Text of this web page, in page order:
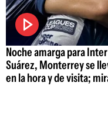
Noche amarga para
Suárez, Monterrey se
en la hora y de visita;